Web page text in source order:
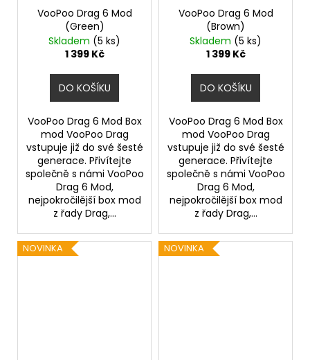
VooPoo Drag 6 Mod
(Green)
Skladem (5 ks)
1 399 Kč
DO KOŠÍKU
VooPoo Drag 6 Mod Box
mod VooPoo Drag
vstupuje již do své šesté
generace. Přivítejte
společně s námi VooPoo
Drag 6 Mod,
nejpokročilější box mod
z řady Drag,...
VooPoo Drag 6 Mod
(Brown)
Skladem (5 ks)
1 399 Kč
DO KOŠÍKU
VooPoo Drag 6 Mod Box
mod VooPoo Drag
vstupuje již do své šesté
generace. Přivítejte
společně s námi VooPoo
Drag 6 Mod,
nejpokročilější box mod
z řady Drag,...
NOVINKA NOVINKA